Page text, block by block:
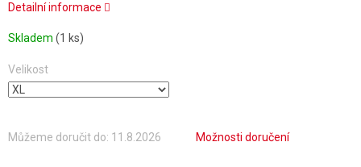
Detailní informace
Skladem (1 ks)
Velikost
Můžeme doručit do: 11.8.2026 Možnosti doručení